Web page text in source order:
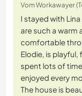
Vom Workawayer
I stayed with
are such a warm
comfortable
Elodie, is
spent lots of
enjoyed every
The house is